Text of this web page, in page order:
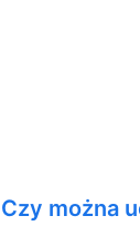
Czy można